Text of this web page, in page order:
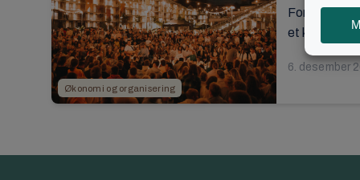
Økonomi og organisering
For å
et
6. desember